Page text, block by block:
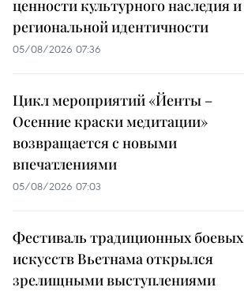
ценности культурного наследия и
региональной идентичности
05/08/2026 07:36
Цикл мероприятий «Йенты –
Осенние краски медитации»
возвращается с новыми
впечатлениями
05/08/2026 07:03
Фестиваль традиционных боевых
искусств Вьетнама открылся
зрелищными выступлениями